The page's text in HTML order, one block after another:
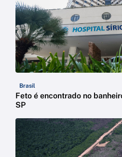
Brasil
Feto é encontrado no
SP